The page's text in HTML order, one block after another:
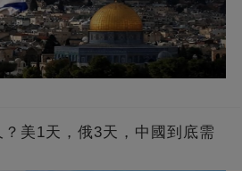
美1天，俄3天，中國到底需